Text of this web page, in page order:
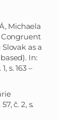
Michaela
Congruent
as a
In:
s. 163 –
č. 2, s.